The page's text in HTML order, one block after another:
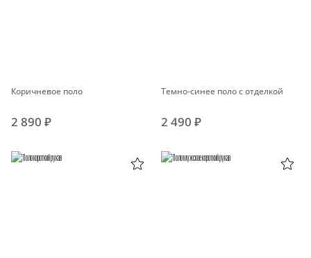
Коричневое поло
2 890 ₽
Темно-синее поло с отделкой
2 490 ₽